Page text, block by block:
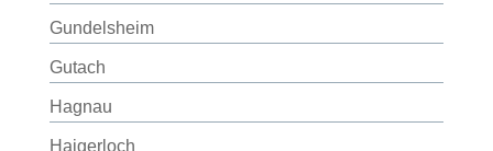
Gundelsheim
Gutach
Hagnau
Haigerloch